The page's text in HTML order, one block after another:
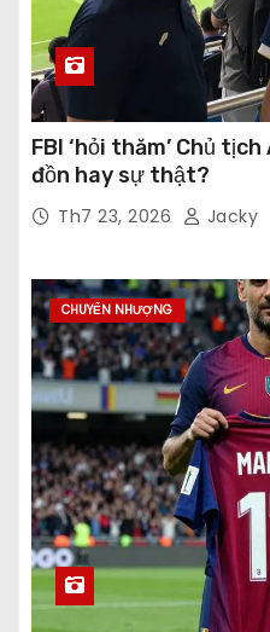
FBI ‘hỏi thăm’ Chủ
đồn hay sự thật?
Th7 23, 2026 Jacky
CHUYỂN NHƯỢNG